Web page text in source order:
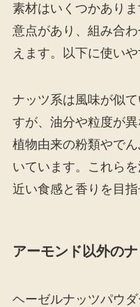
素材はいくつかあり
意点があり、組み合
えます。以下に使い
ナッツ系は風味が似
すが、油分や粒度が異
植物由来の粉類やで
いています。これら
近い食感と香りを目指
アーモンド以外の
ヘーゼルナッツパウ